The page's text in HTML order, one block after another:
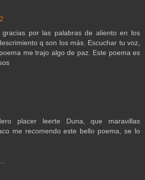
gracias por las palabras de aliento en los
q son los más. Escuchar tu voz,
me trajo algo de paz. Este poema es
placer leerte Duna, que maravillas
me recomendo este bello poema, se lo